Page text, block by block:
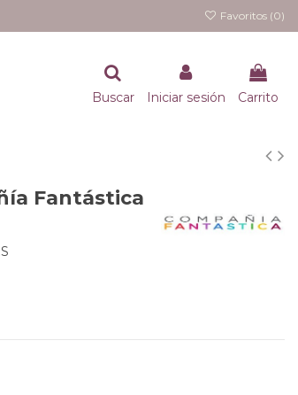
Favoritos (0)
Buscar Iniciar sesión Carrito
Fantástica